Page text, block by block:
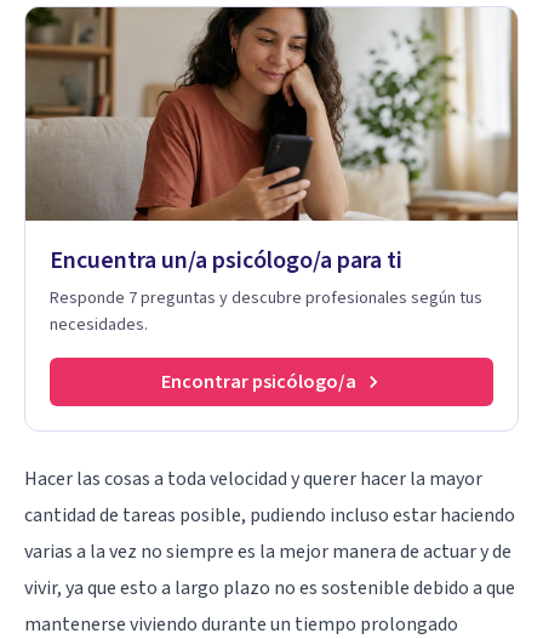
Encuentra un/a psicólogo/a para ti
Responde 7 preguntas y descubre profesionales según tus
necesidades.
Encontrar psicólogo/a
Hacer las cosas a toda velocidad y querer hacer la mayor
cantidad de tareas posible, pudiendo incluso estar haciendo
varias a la vez no siempre es la mejor manera de actuar y de
vivir, ya que esto a largo plazo no es sostenible debido a que
mantenerse viviendo durante un tiempo prolongado